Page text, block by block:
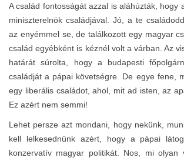
A család fontosságát azzal is aláhúzták, hogy
miniszterelnök családjával. Jó, a te
az enyémmel se, de találkozott egy magyar
család egyébként is kéznél volt a várban. Az
határát súrolta, hogy a budapesti
családját a pápai követségre. De egye fene,
egy liberális családot, ahol, mit ad isten, az
Ez azért nem semmi!
Lehet persze azt mondani, hogy nekünk,
kell lelkesednünk azért, hogy a pápai
konzervatív magyar politikát. Nos, mi olyan